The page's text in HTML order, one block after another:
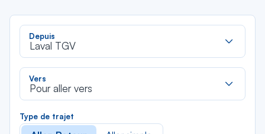
Depuis
Laval TGV
Vers
Pour aller vers
Type de trajet